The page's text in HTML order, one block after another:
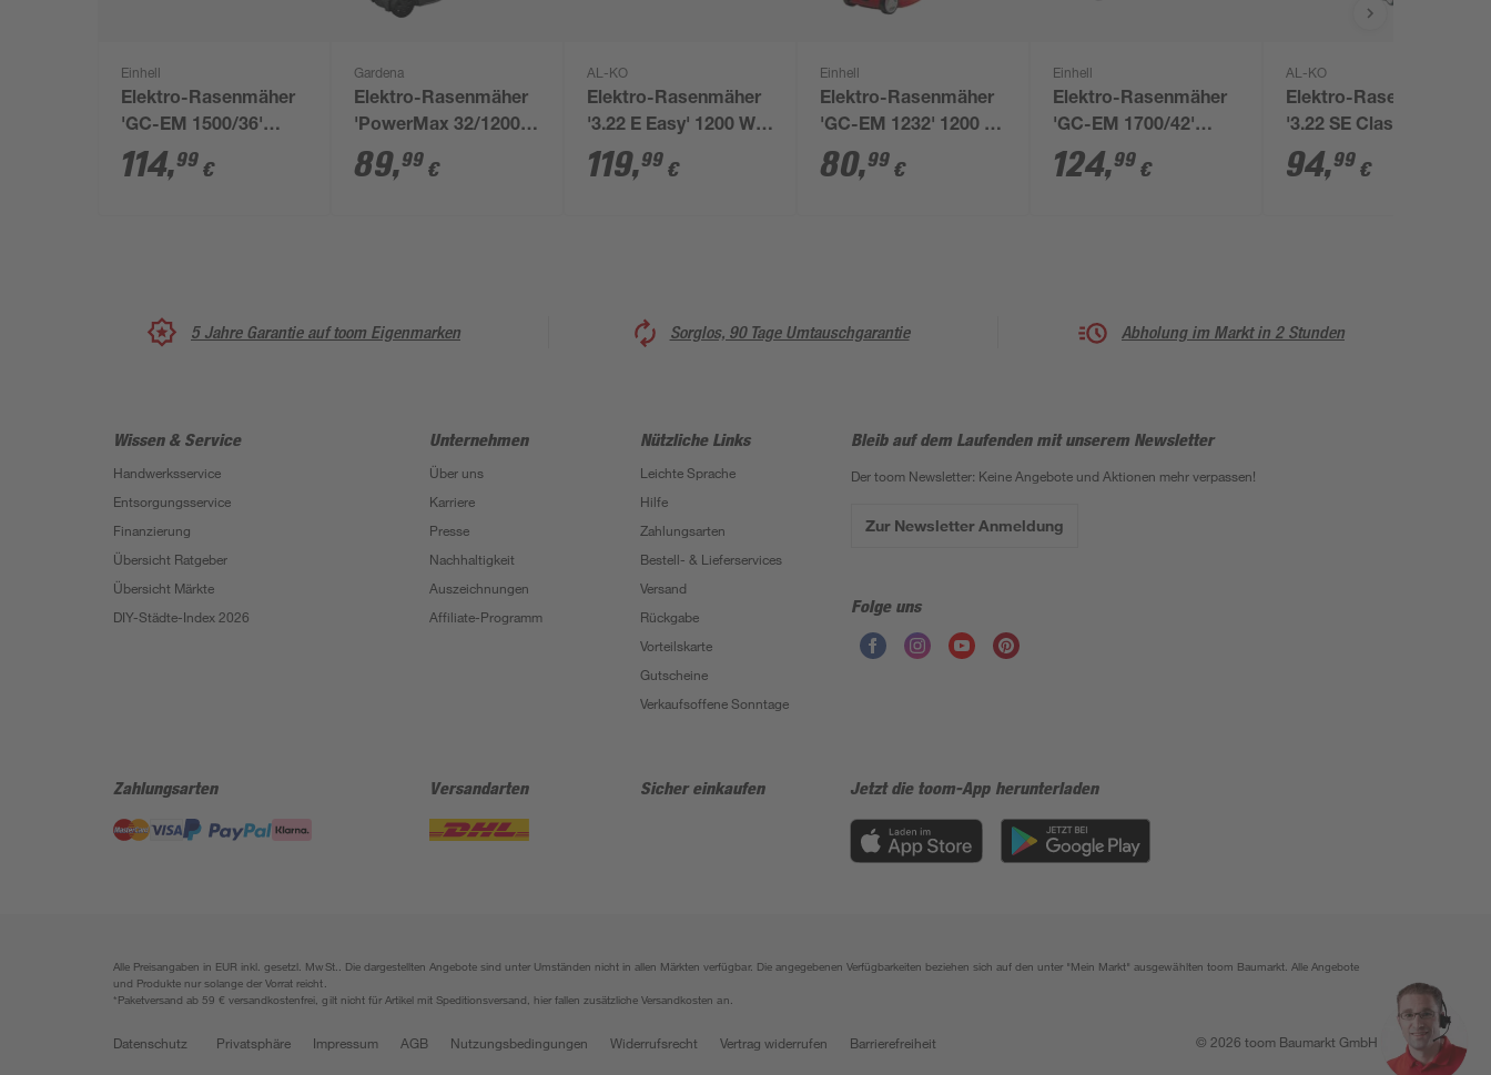
Einhell
Elektro-Rasenmäher
'GC-EM 1500/36'
1500 W, bis 600 m²
114,99 €
Gardena
Elektro-Rasenmäher
'PowerMax 32/1200
G2' 1200 W
89,99 €
AL-KO
Elektro-Rasenmäher
'3.22 E Easy' 1200 W,
bis 250 m²
119,99 €
Einhell
Elektro-Rasenmäher
'GC-EM 1232' 1200 W,
bis 300 m²
80,99 €
Einhell
Elektro-Rasenmäher
'GC-EM 1700/42'
1700 W 700 m²
124,99 €
AL-KO
Elektro-Rasenmäher
'3.22 SE Classic' 1000
W, bis 250 m²
94,99 €
5 Jahre Garantie auf toom Eigenmarken Sorglos, 90 Tage Umtauschgarantie Abholung im Markt in 2 Stunden
Wissen & Service
Handwerksservice
Entsorgungsservice
Finanzierung
Übersicht Ratgeber
Übersicht Märkte
DIY-Städte-Index 2026
Unternehmen
Über uns
Karriere
Presse
Nachhaltigkeit
Auszeichnungen
Affiliate-Programm
Nützliche Links
Leichte Sprache
Hilfe
Zahlungsarten
Bestell- & Lieferservices
Versand
Rückgabe
Vorteilskarte
Gutscheine
Verkaufsoffene Sonntage
Bleib auf dem Laufenden mit unserem Newsletter
Der toom Newsletter: Keine Angebote und Aktionen mehr verpassen!
Zur Newsletter Anmeldung
Folge uns
Zahlungsarten Versandarten Sicher einkaufen Jetzt die toom-App herunterladen
Alle Preisangaben in EUR inkl. gesetzl. MwSt.. Die dargestellten Angebote sind unter Umständen nicht in allen Märkten verfügbar. Die angegebenen Verfügbarkeiten beziehen sich auf den unter "Mein Markt" ausgewählten toom Baumarkt. Alle Angebote
und Produkte nur solange der Vorrat reicht.
*Paketversand ab 59 € versandkostenfrei, gilt nicht für Artikel mit Speditionsversand, hier fallen zusätzliche Versandkosten an.
Datenschutz Privatsphäre Impressum AGB Nutzungsbedingungen Widerrufsrecht Vertrag widerrufen Barrierefreiheit © 2026 toom Baumarkt GmbH